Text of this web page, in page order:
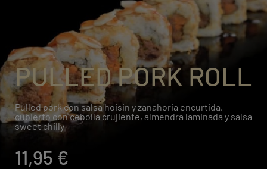
PULLED PORK ROLL
Pulled pork con salsa hoisin y zanahoria encurtida,
cubierto con cebolla crujiente, almendra laminada y salsa
sweet chilly
11,95 €